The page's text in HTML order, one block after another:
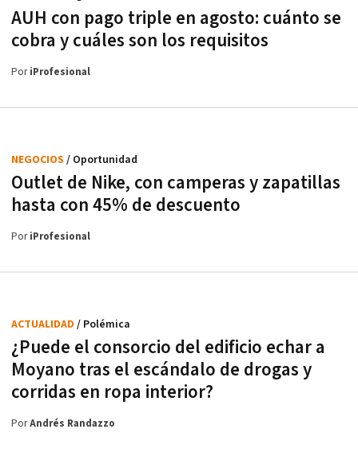
AUH con pago triple en agosto: cuánto se
cobra y cuáles son los requisitos
PoriProfesional
Outlet de Nike, con camperas y zapatillas
hasta con 45% de descuento
NEGOCIOS / Oportunidad
PoriProfesional
¿Puede el consorcio del edificio echar a
Moyano tras el escándalo de drogas y
corridas en ropa interior?
ACTUALIDAD / Polémica
PorAndrés Randazzo